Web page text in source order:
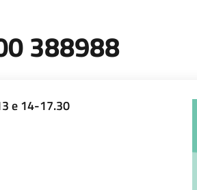
388988
e 14-17.30